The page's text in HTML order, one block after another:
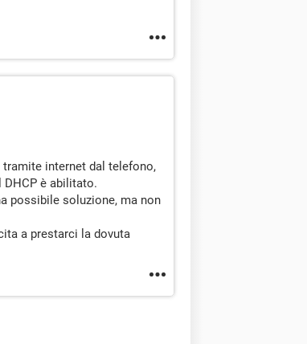
internet dal telefono,
DHCP è abilitato.
possibile soluzione, ma non
a prestarci la dovuta